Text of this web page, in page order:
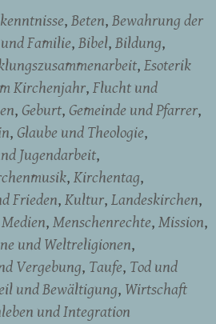
Beten Bewahrung der
Familie Bibel Bildung
Esoterik
Kirchenjahr Flucht und
Geburt Gemeinde und Pfarrer
Glaube und Theologie
Jugendarbeit
Kirchentag
Frieden Kultur Landeskirchen
Medien Menschenrechte Mission
und Weltreligionen
Vergebung Taufe Tod und
und Bewältigung Wirtschaft
und Integration